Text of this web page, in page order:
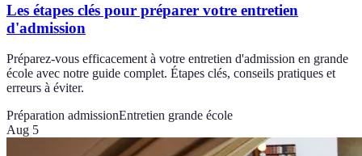
Les étapes clés pour préparer votre entretien
d'admission
Préparez-vous efficacement à votre entretien d'admission en grande
école avec notre guide complet. Étapes clés, conseils pratiques et
erreurs à éviter.
Préparation admissionEntretien grande école
Aug 5